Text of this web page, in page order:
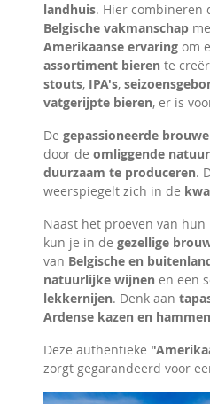
landhuis. Hier combineren
Belgische vakmanschap
Amerikaanse ervaring om
assortiment bieren te
stouts, IPA's,
vatgerijpte bieren, er is
De gepassioneerde
door de omliggende natuur
duurzaam te produceren.
weerspiegelt zich in de
Naast het proeven van hun
kun je in de gezellige
van Belgische en
natuurlijke wijnen en een
lekkernijen. Denk aan
Ardense kazen en hammen
Deze authentieke
zorgt gegarandeerd voor